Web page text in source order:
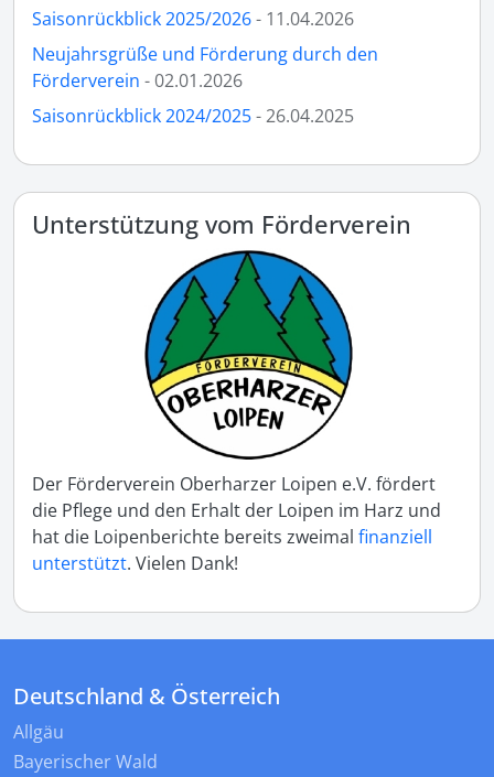
Saisonrückblick 2025/2026- 11.04.2026
Neujahrsgrüße und Förderung durch den
Förderverein - 02.01.2026
Saisonrückblick 2024/2025- 26.04.2025
Unterstützung vom Förderverein
Der Förderverein Oberharzer Loipen e.V. fördert
die Pflege und den Erhalt der Loipen im Harz und
hat die Loipenberichte bereits zweimal finanziell
unterstützt. Vielen Dank!
Deutschland & Österreich
Allgäu
Bayerischer Wald